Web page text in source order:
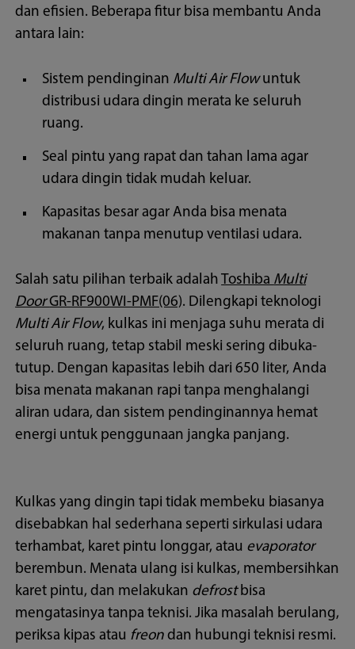
dan efisien. Beberapa fitur bisa membantu Anda
antara lain:
Sistem pendinginan Multi Air Flowuntuk
distribusi udara dingin merata ke seluruh
ruang.
Seal pintu yang rapat dan tahan lama agar
udara dingin tidak mudah keluar.
Kapasitas besar agar Anda bisa menata
makanan tanpa menutup ventilasi udara.
Salah satu pilihan terbaik adalahToshiba Multi
DoorGR-RF900WI-PMF(06). Dilengkapi teknologi
Multi Air Flow, kulkas ini menjaga suhu merata di
seluruh ruang, tetap stabil meski sering dibuka-
tutup. Dengan kapasitas lebih dari 650 liter, Anda
bisa menata makanan rapi tanpa menghalangi
aliran udara, dan sistem pendinginannya hemat
energi untuk penggunaan jangka panjang.
Kulkas yang dingin tapi tidak membeku biasanya
disebabkan hal sederhana seperti sirkulasi udara
terhambat, karet pintu longgar, atau evaporator
berembun. Menata ulang isi kulkas, membersihkan
karet pintu, dan melakukan defrostbisa
mengatasinya tanpa teknisi. Jika masalah berulang,
periksa kipas atau freondan hubungi teknisi resmi.